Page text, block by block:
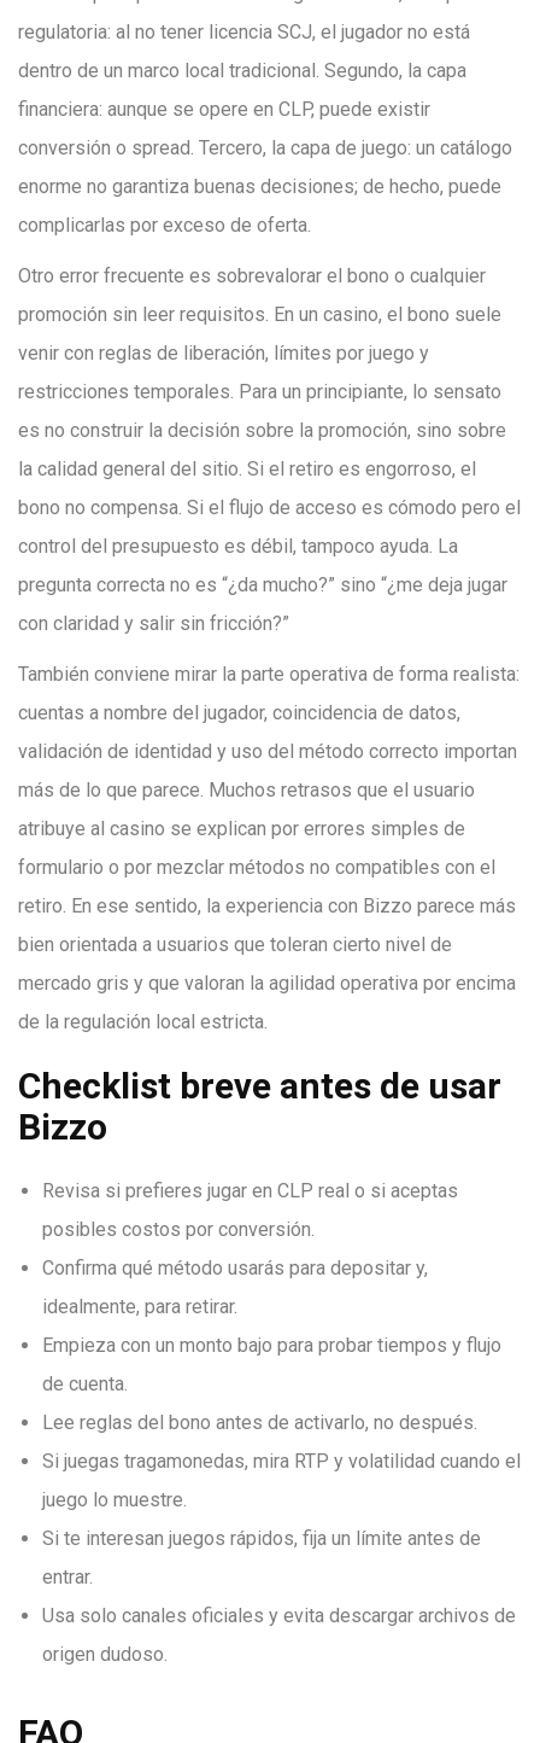
regulatoria: al no tener licencia SCJ, el jugador no está
dentro de un marco local tradicional. Segundo, la capa
financiera: aunque se opere en CLP, puede existir
conversión o spread. Tercero, la capa de juego: un catálogo
enorme no garantiza buenas decisiones; de hecho, puede
complicarlas por exceso de oferta.
Otro error frecuente es sobrevalorar el bono o cualquier
promoción sin leer requisitos. En un casino, el bono suele
venir con reglas de liberación, límites por juego y
restricciones temporales. Para un principiante, lo sensato
es no construir la decisión sobre la promoción, sino sobre
la calidad general del sitio. Si el retiro es engorroso, el
bono no compensa. Si el flujo de acceso es cómodo pero el
control del presupuesto es débil, tampoco ayuda. La
pregunta correcta no es “¿da mucho?” sino “¿me deja jugar
con claridad y salir sin fricción?”
También conviene mirar la parte operativa de forma realista:
cuentas a nombre del jugador, coincidencia de datos,
validación de identidad y uso del método correcto importan
más de lo que parece. Muchos retrasos que el usuario
atribuye al casino se explican por errores simples de
formulario o por mezclar métodos no compatibles con el
retiro. En ese sentido, la experiencia con Bizzo parece más
bien orientada a usuarios que toleran cierto nivel de
mercado gris y que valoran la agilidad operativa por encima
de la regulación local estricta.
Checklist breve antes de usar
Bizzo
Revisa si prefieres jugar en CLP real o si aceptas
posibles costos por conversión.
Confirma qué método usarás para depositar y,
idealmente, para retirar.
Empieza con un monto bajo para probar tiempos y flujo
de cuenta.
Lee reglas del bono antes de activarlo, no después.
Si juegas tragamonedas, mira RTP y volatilidad cuando el
juego lo muestre.
Si te interesan juegos rápidos, fija un límite antes de
entrar.
Usa solo canales oficiales y evita descargar archivos de
origen dudoso.
FAQ